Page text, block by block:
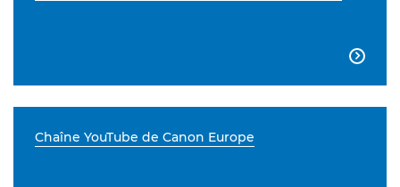

Chaîne YouTube de Canon Europe